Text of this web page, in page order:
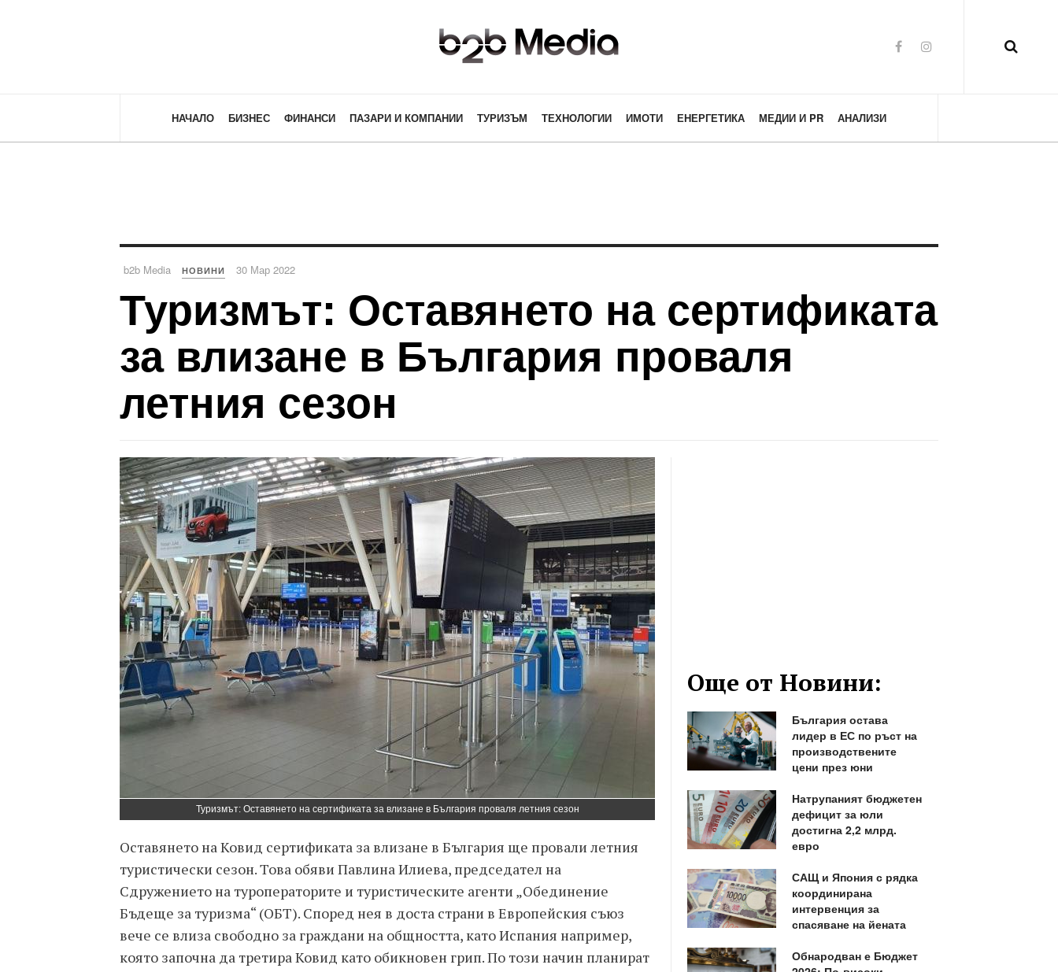
НАЧАЛО БИЗНЕС ФИНАНСИ ПАЗАРИ И КОМПАНИИ ТУРИЗЪМ ТЕХНОЛОГИИ ИМОТИ ЕНЕРГЕТИКА МЕДИИ И PR АНАЛИЗИ
b2b Media НОВИНИ 30 Мар 2022
Туризмът: Оставянето на сертификата
за влизане в България проваля
летния сезон
Туризмът: Оставянето на сертификата за влизане в България проваля летния сезон
Оставянето на Ковид сертификата за влизане в България ще провали летния
туристически сезон. Това обяви Павлина Илиева, председател на
Сдружението на туроператорите и туристическите агенти „Обединение
Бъдеще за туризма“ (ОБТ). Според нея в доста страни в Европейския съюз
вече се влиза свободно за граждани на общността, като Испания например,
която започна да третира Ковид като обикновен грип. По този начин планират
Още от Новини:
България остава
лидер в ЕС по ръст на
производствените
цени през юни
Натрупаният бюджетен
дефицит за юли
достигна 2,2 млрд.
евро
САЩ и Япония с рядка
координирана
интервенция за
спасяване на йената
Обнародван е Бюджет